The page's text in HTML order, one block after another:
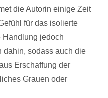
die Autorin einige Zeit
für das isolierte
Handlung jedoch
dahin, sodass auch die
Erschaffung der
Grauen oder